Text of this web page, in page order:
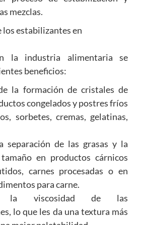
mezclas.
la industria alimentaria se
beneficios:
la formación de cristales de
congelados y postres fríos
sorbetes, cremas, gelatinas,
separación de las grasas y la
en productos cárnicos
carnes procesadas o en
para carne.
la viscosidad de las
lo que les da una textura más